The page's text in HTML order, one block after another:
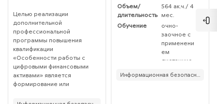
Целью реализации
дополнительной
профессиональной
программы повышения
квалификации
«Особенности работы с
цифровыми финансовыми
активами» является
формирование или
компетенций, необходимых
Объем/
длительность
564 ак.ч./ 4
мес.
Обучение
очно-
заочное с
применени
ем
дистанцио
технологий